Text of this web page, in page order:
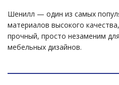
Шенилл — один из самых
материалов высокого
прочный, просто незаменим
мебельных дизайнов.